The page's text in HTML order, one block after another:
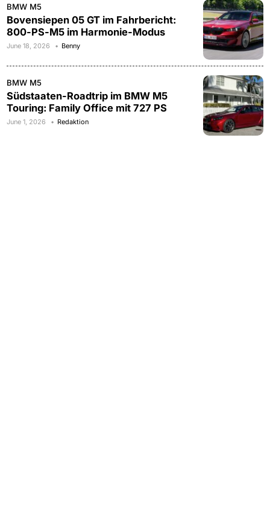
BMW M5
Bovensiepen 05 GT im Fahrbericht:
800-PS-M5 im Harmonie-Modus
June 18, 2026 Benny
BMW M5
Südstaaten-Roadtrip im BMW M5
Touring: Family Office mit 727 PS
June 1, 2026 Redaktion